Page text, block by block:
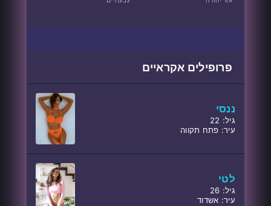
פרופילים אקראיים
ננסי
גיל: 22
עיר: פתח תקווה
לטי
גיל: 26
עיר: אשדוד